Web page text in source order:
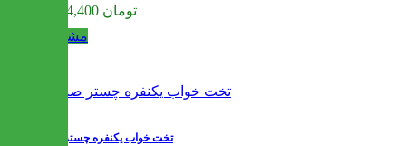
9,574,400 تومان
مشاهده
تخت خواب یکنفره چستر صنم